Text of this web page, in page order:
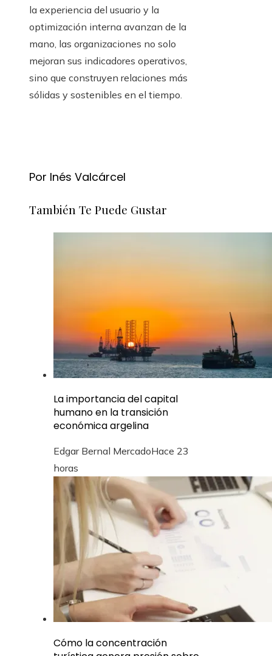
la experiencia del usuario y la
optimización interna avanzan de la
mano, las organizaciones no solo
mejoran sus indicadores operativos,
sino que construyen relaciones más
sólidas y sostenibles en el tiempo.
Por Inés Valcárcel
También Te Puede Gustar
La importancia del capital
humano en la transición
económica argelina
Edgar Bernal MercadoHace 23
horas
Cómo la concentración